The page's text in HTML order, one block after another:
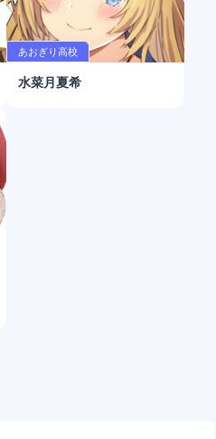
あおぎり高校
水菜月夏希